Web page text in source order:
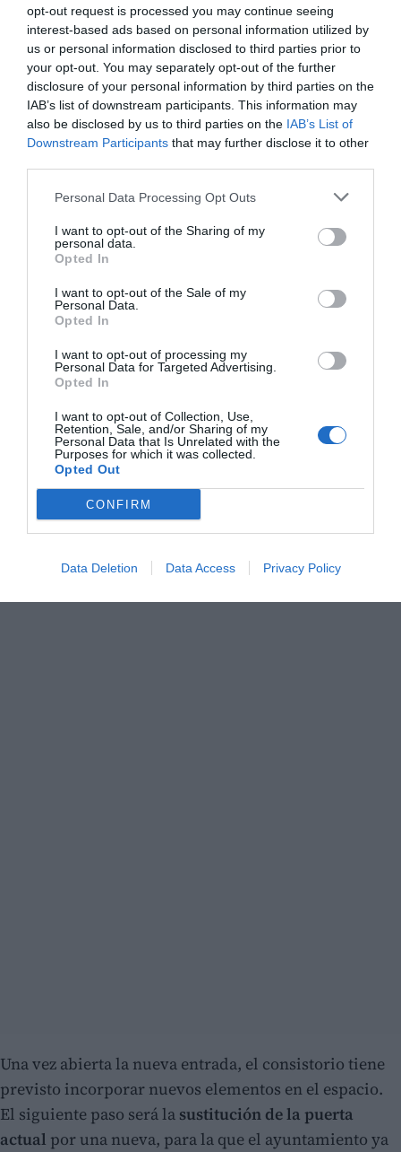
opt-out request is processed you may continue seeing
interest-based ads based on personal information utilized by
us or personal information disclosed to third parties prior to
your opt-out. You may separately opt-out of the further
disclosure of your personal information by third parties on the
IAB’s list of downstream participants. This information may
also be disclosed by us to third parties on the IAB’s List of
Downstream Participants that may further disclose it to other
Personal Data Processing Opt Outs
I want to opt-out of the Sharing of my
personal data.
Opted In
I want to opt-out of the Sale of my
Personal Data.
Opted In
I want to opt-out of processing my
Personal Data for Targeted Advertising.
Opted In
I want to opt-out of Collection, Use,
Retention, Sale, and/or Sharing of my
Personal Data that Is Unrelated with the
Purposes for which it was collected.
Opted Out
CONFIRM
Data Deletion Data Access Privacy Policy
espacio con una nuevarecepción,aseos,
pavimentación y la instalación de los servicios de
agua y electricidad. Según ha explicado el alcalde con
competencias de obras y patrimonio,Bernabé
Sangüesa, "el Castell tindrà ara una entrada digna i
accessible a totes les persones i s'eliminaran les
escales que ara passen per dalt de la muralla". El edil
también ha señalado que los trabajos han permitido
reparar el
talud inferior
de la zona.
Las obras forman parte del
Turística en Destino de Morella, financiado por la
Unión Europeaa través de los fondos
Next Generation
actuación está integrada en el eje de
condicionamiento del Castell y se enmarca en un
proyecto más amplio de284.900,22 euros
también la rehabilitación de losedificios de la plaza
de armas.
Una vez abierta la nueva entrada, el consistorio tiene
previsto incorporar nuevos elementos en el espacio.
El siguiente paso será la sustitución de la puerta
actual por una nueva, para la que el ayuntamiento ya